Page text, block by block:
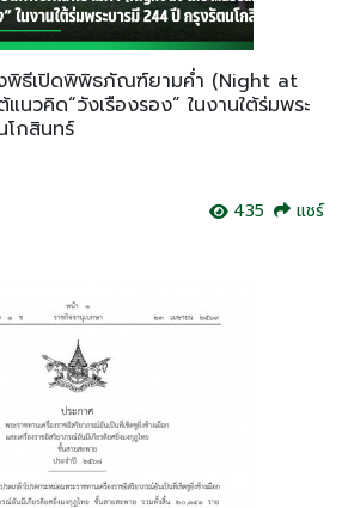
พิธีเปิดพิพิธภัณฑ์ยามค่ำ (Night at
นวคิด“วังเรืองรอง” ในงานใต้ร่มพระ
กสินทร์
435
แชร์